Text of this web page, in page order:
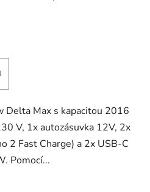
Delta Max s kapacitou 2016
V, 1x autozásuvka 12V, 2x
2 Fast Charge) a 2x USB-C
Pomocí...